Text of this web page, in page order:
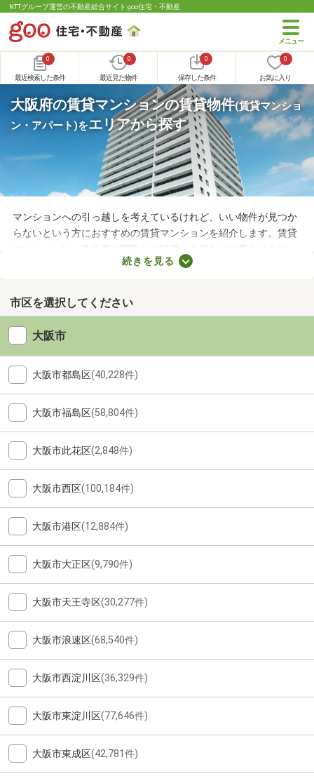
NTTグループ運営の不動産総合サイト goo住宅・不動産
0
最近検索した条件
0
最近見た物件
0
保存した条件
0
お気に入り
大阪府の賃貸マンションの賃貸物件(賃貸マンショ
ン・アパート)をエリアから探す
マンションへの引っ越しを考えているけれど、いい物件が見つか
らないという方におすすめの賃貸マンションを紹介します。賃貸
マンションは、物件別に間取りや設備、内装などが異なります。
複数の物件を見比べて、希望や好みにぴったりなお部屋を見つけ
貸マンションを比較してみてくださいね。
続きを見る
市区を選択してください
大阪市
大阪市都島区(40,228件)
大阪市福島区(58,804件)
大阪市此花区(2,848件)
大阪市西区(100,184件)
大阪市港区(12,884件)
大阪市大正区(9,790件)
大阪市天王寺区(30,277件)
大阪市浪速区(68,540件)
大阪市西淀川区(36,329件)
大阪市東淀川区(77,646件)
大阪市東成区(42,781件)